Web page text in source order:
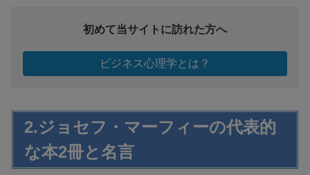
初めて当サイトに訪れた方へ
ビジネス心理学とは？
2.ジョセフ・マーフィーの代表的
な本2冊と名言